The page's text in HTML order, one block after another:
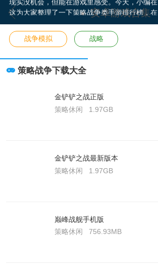
安卓游戏合集
这为大家整理了一下策略战争类手游排行榜，在
这为大家推荐了一些好玩的策略战争手游，喜欢
战争模拟 战略
策略战争下载大全
金铲铲之战正版
策略休闲
1.97GB
金铲铲之战最新版本
策略休闲
1.97GB
巅峰战舰手机版
策略休闲
756.93MB